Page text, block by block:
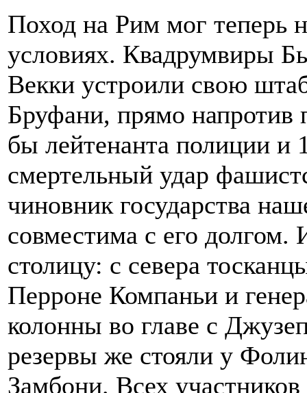
Поход на Рим мог теперь
условиях. Квадрумвиры
Векки устроили свою
Бруфани, прямо напротив
бы лейтенанта полиции и
смертельный удар
чиновник государства
совместима с его долгом.
столицу: с севера
Перроне Компаньи и
колонны во главе с
резервы же стояли у
Замбони. Всех